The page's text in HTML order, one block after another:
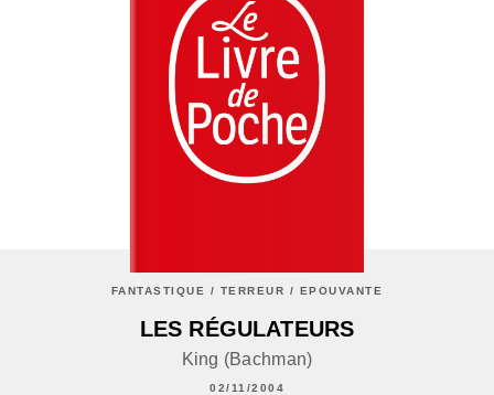
FANTASTIQUE / TERREUR / EPOUVANTE
LES RÉGULATEURS
King (Bachman)
02/11/2004